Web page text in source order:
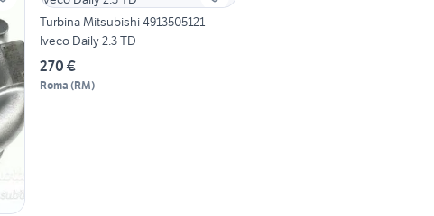
Turbina Mitsubishi 4913505121
Iveco Daily 2.3 TD
270 €
Roma (RM)